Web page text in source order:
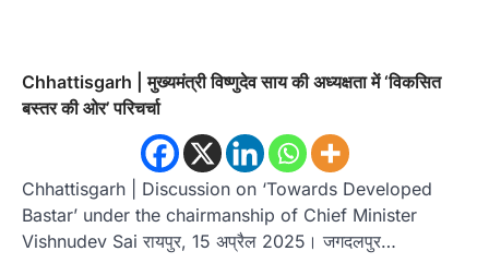
Chhattisgarh | मुख्यमंत्री विष्णुदेव साय की अध्यक्षता में ‘विकसित
बस्तर की ओर’ परिचर्चा
Chhattisgarh | Discussion on ‘Towards Developed
Bastar’ under the chairmanship of Chief Minister
Vishnudev Sai रायपुर, 15 अप्रैल 2025। जगदलपुर…